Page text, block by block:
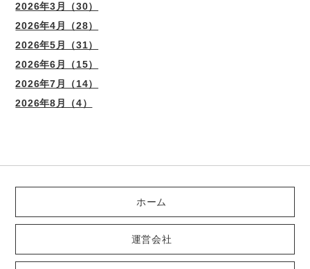
2026年3月（30）
2026年4月（28）
2026年5月（31）
2026年6月（15）
2026年7月（14）
2026年8月（4）
ホーム
運営会社